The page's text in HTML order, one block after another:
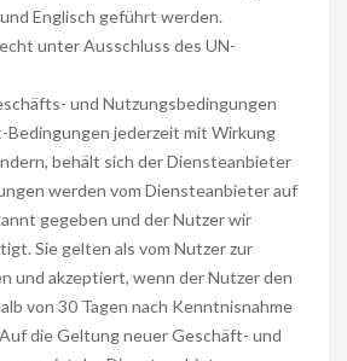
Englisch geführt werden.
unter Ausschluss des UN-
und Nutzungsbedingungen
Bedingungen jederzeit mit Wirkung
behält sich der Diensteanbieter
werden vom Diensteanbieter auf
gegeben und der Nutzer wir
Sie gelten als vom Nutzer zur
und akzeptiert, wenn der Nutzer den
von 30 Tagen nach Kenntnisnahme
die Geltung neuer Geschäft- und